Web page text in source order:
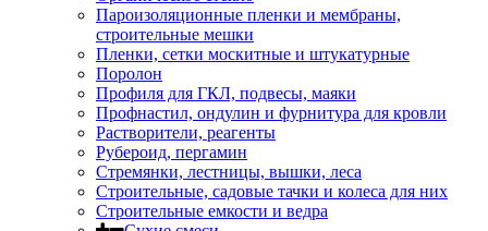
Пароизоляционные пленки и мембраны,
строительные мешки
Пленки, сетки москитные и штукатурные
Поролон
Профиля для ГКЛ, подвесы, маяки
Профнастил, ондулин и фурнитура для кровли
Растворители, реагенты
Рубероид, пергамин
Стремянки, лестницы, вышки, леса
Строительные, садовые тачки и колеса для них
Строительные емкости и ведра